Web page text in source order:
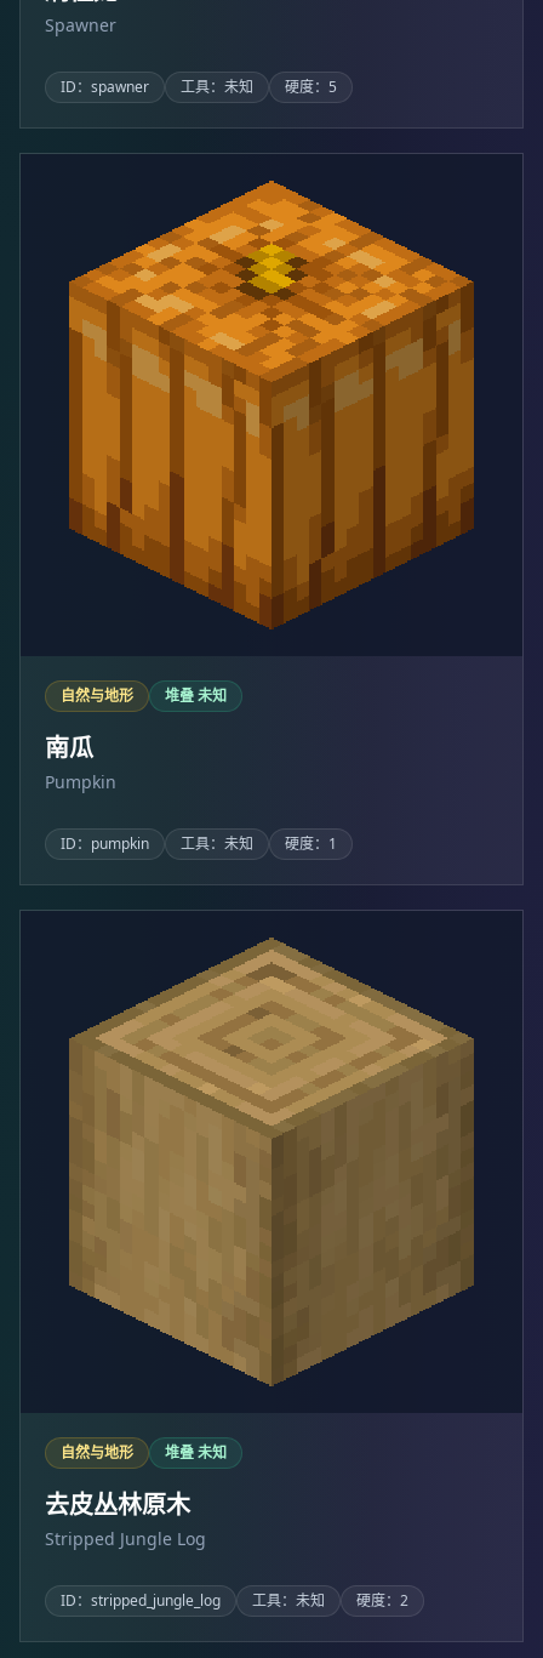
Spawner
ID：spawner 工具：未知 硬度：5
自然与地形 堆叠 未知
南瓜
Pumpkin
ID：pumpkin 工具：未知 硬度：1
自然与地形 堆叠 未知
去皮丛林原木
Stripped Jungle Log
ID：stripped_jungle_log 工具：未知 硬度：2